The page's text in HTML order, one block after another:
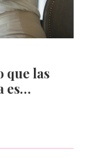
que las
es…